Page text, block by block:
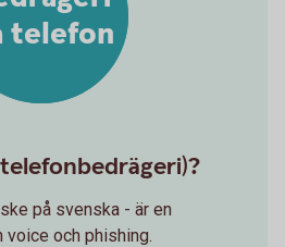
telefon
på svenska - är en
voice och phishing.